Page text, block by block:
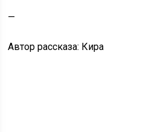
—
Автор рассказа: Кира